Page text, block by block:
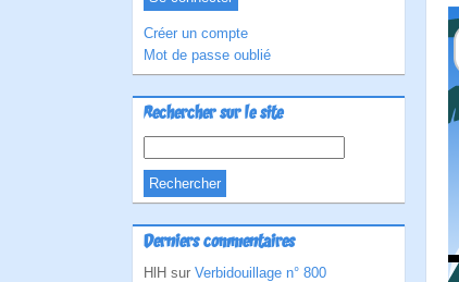
Créer un compte
Mot de passe oublié
Rechercher sur le site
Derniers commentaires
HlH sur Verbidouillage n° 800